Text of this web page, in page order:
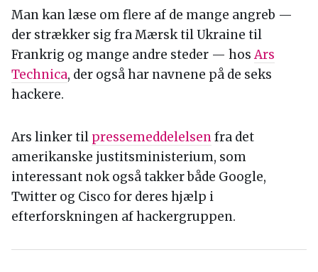
Man kan læse om flere af de mange angreb —
der strækker sig fra Mærsk til Ukraine til
Frankrig og mange andre steder — hosArs
Technica, der også har navnene på de seks
hackere.
Ars linker til pressemeddelelsenfra det
amerikanske justitsministerium, som
interessant nok også takker både Google,
Twitter og Cisco for deres hjælp i
efterforskningen af hackergruppen.